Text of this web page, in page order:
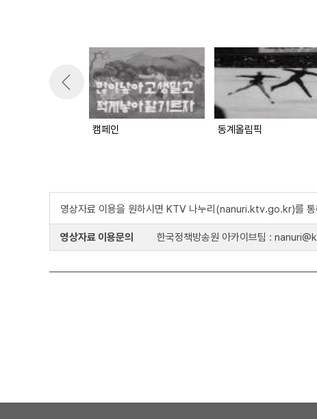
캠페인 동계올림픽
영상자료 이용을 원하시면 KTV 나누리(nanuri.ktv.go.kr)를 통
영상자료 이용문의 한국정책방송원 아카이브팀 :